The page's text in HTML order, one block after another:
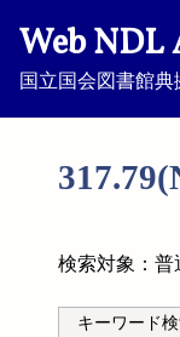
Web
国立国会図書館
検索対象：普
キーワード